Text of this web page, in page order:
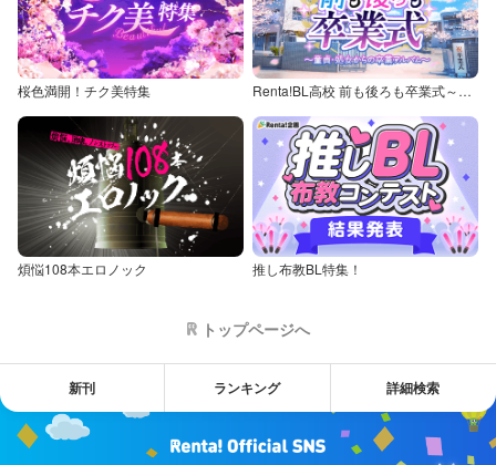
桜色満開！チク美特集 Renta!BL高校 前も後ろも卒業式～童貞・処女からの卒業アルバム～
煩悩108本エロノック 推し布教BL特集！
トップページへ
新刊 ランキング 詳細検索